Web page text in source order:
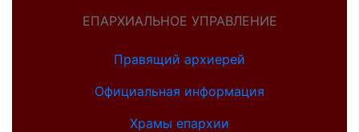
ЕПАРХИАЛЬНОЕ УПРАВЛЕНИЕ
Правящий архиерей
Официальная информация
Храмы епархии